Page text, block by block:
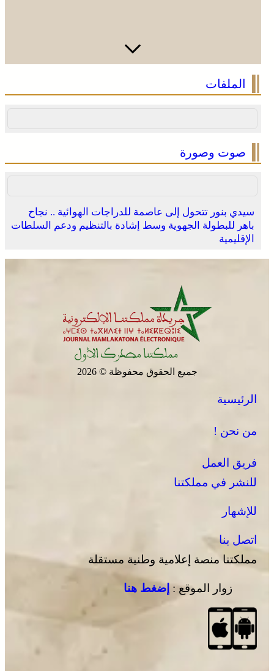
الملفات
صوت وصورة
سيدي بنور تتحول إلى عاصمة للدراجات الهوائية .. نجاح
باهر للبطولة الجهوية وسط إشادة بالتنظيم ودعم السلطات
الإقليمية
جميع الحقوق محفوظة © 2026
الرئيسية
من نحن !
فريق العمل
للنشر في مملكتنا
للإشهار
اتصل بنا
مملكتنا منصة إعلامية وطنية مستقلة
زوار الموقع : إضغط هنا